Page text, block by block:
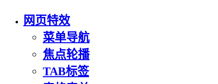
网页特效
菜单导航
焦点轮播
TAB标签